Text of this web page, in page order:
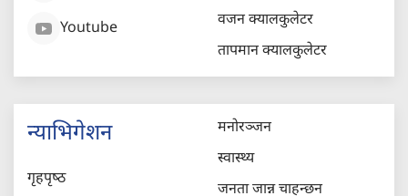
Youtube
वजन क्यालकुलेटर
तापमान क्यालकुलेटर
न्याभिगेशन
गृहपृष्‍ठ
मनोरञ्जन
स्वास्थ्य
जनता जान्न चाहन्छन